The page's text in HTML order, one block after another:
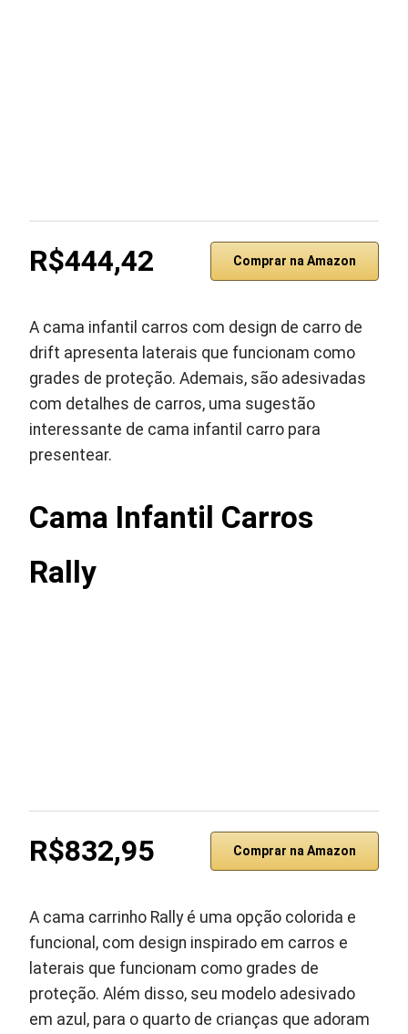
R$444,42 Comprar na Amazon
A cama infantil carros com design de carro de
drift apresenta laterais que funcionam como
grades de proteção. Ademais, são adesivadas
com detalhes de carros, uma sugestão
interessante de cama infantil carro para
presentear.
Cama Infantil Carros
Rally
R$832,95 Comprar na Amazon
A cama carrinho Rally é uma opção colorida e
funcional, com design inspirado em carros e
laterais que funcionam como grades de
proteção. Além disso, seu modelo adesivado
em azul, para o quarto de crianças que adoram